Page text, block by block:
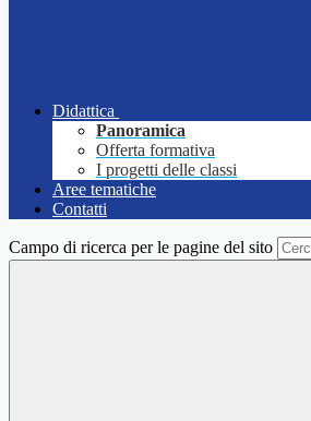
Didattica
Panoramica
Offerta formativa
I progetti delle classi
Aree tematiche
Contatti
Campo di ricerca per le pagine del sito